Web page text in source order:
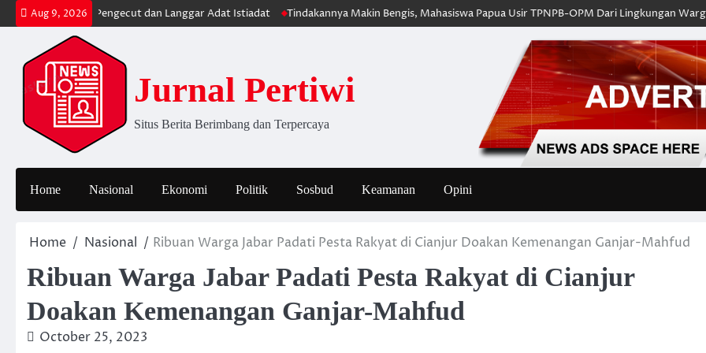
Skip
to
content
Aug 9, 2026
Dinilai Pengecut dan Langgar Adat Istiadat Tindakannya Makin Bengis, Mahasiswa Papua Usir TPNPB-OPM Dari Lingkungan Warga Sipil
Jurnal Pertiwi
Situs Berita Berimbang dan Terpercaya
Home Nasional Ekonomi Politik Sosbud Keamanan Opini
Home Nasional Ribuan Warga Jabar Padati Pesta Rakyat di Cianjur Doakan Kemenangan Ganjar-Mahfud
Ribuan Warga Jabar Padati Pesta Rakyat di Cianjur
Doakan Kemenangan Ganjar-Mahfud
October 25, 2023